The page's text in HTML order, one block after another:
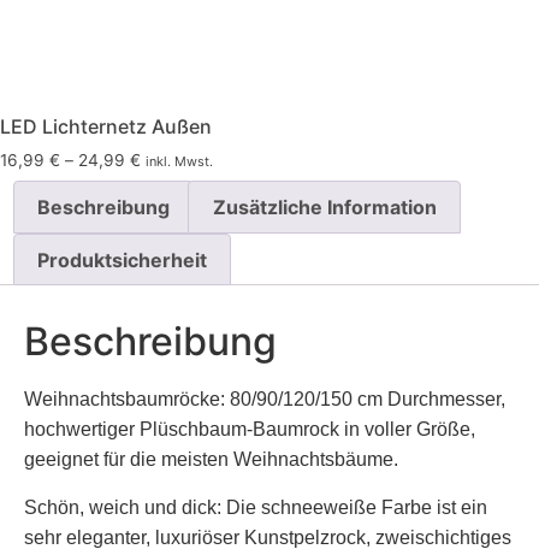
LED Lichternetz Außen
16,99 € – 24,99 € inkl. Mwst.
Dieses
weist
mehrere
Optionen
können
auf
Produktseite
gewählt
Beschreibung Zusätzliche Information
Produktsicherheit
Beschreibung
Weihnachtsbaumröcke: 80/90/120/150 cm Durchmesser,
hochwertiger Plüschbaum-Baumrock in voller Größe,
geeignet für die meisten Weihnachtsbäume.
Schön, weich und dick: Die schneeweiße Farbe ist ein
sehr eleganter, luxuriöser Kunstpelzrock, zweischichtiges